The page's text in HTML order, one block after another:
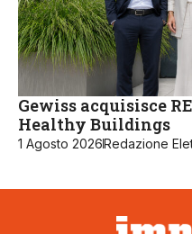
Gewiss acquisisce
Healthy Buildings
1 Agosto 2026Redazione